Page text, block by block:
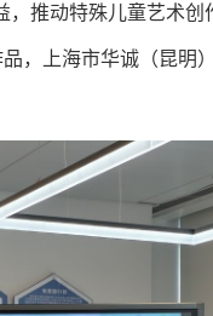
，推动特殊儿童艺术
，上海市华诚（昆明